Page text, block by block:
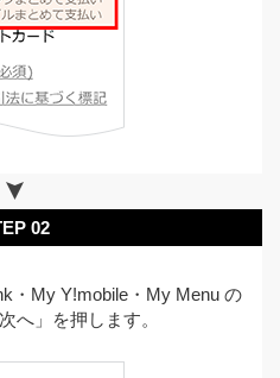
02
・My Y!mobile・My Menu の
へ」を押します。